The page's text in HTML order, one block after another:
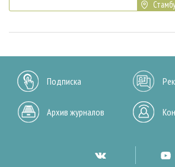
Подписка
Архив журналов